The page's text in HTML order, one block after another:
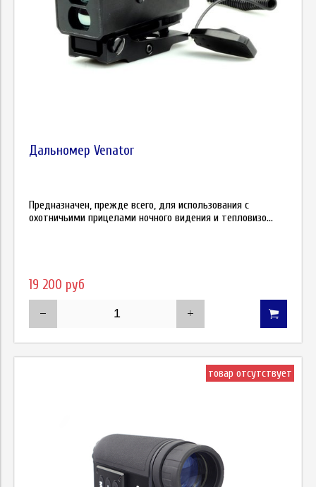
Дальномер Venator
Предназначен, прежде всего, для использования с
охотничьими прицелами ночного видения и тепловизо...
19 200 руб
товар отсутствует